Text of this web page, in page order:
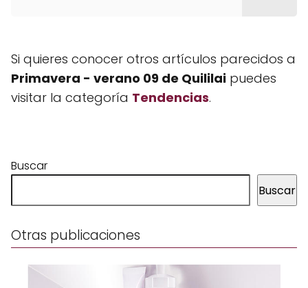
Si quieres conocer otros artículos parecidos a
Primavera - verano 09 de Quililai puedes
visitar la categoría Tendencias.
Buscar
Buscar
Otras publicaciones